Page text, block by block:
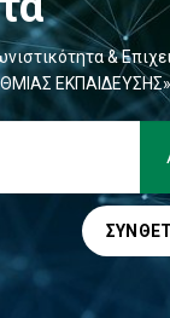
&
ΕΚΠΑΙΔΕΥΣΗΣ»